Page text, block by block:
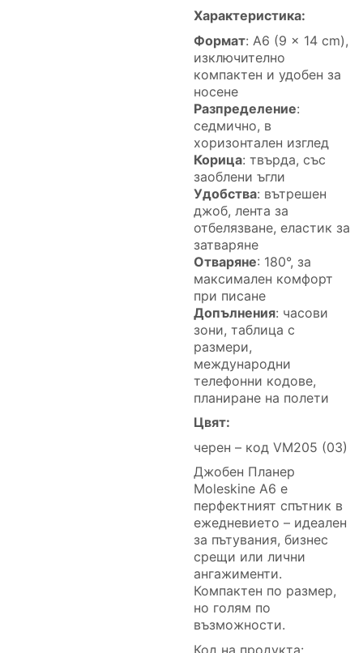
Характеристика:
Формат: A6 (9 x 14 cm),
изключително
компактен и удобен за
носене
Разпределение:
седмично, в
хоризонтален изглед
Корицa: твърда, със
заоблени ъгли
Удобства: вътрешен
джоб, лента за
отбелязване, еластик за
затваряне
Отваряне: 180°, за
максимален комфорт
при писане
Допълнения: часови
зони, таблица с
размери,
международни
телефонни кодове,
планиране на полети
Цвят:
черен – код VM205 (03)
Джобен Планер
Moleskine A6 е
перфектният спътник в
ежедневието – идеален
за пътувания, бизнес
срещи или лични
ангажименти.
Компактен по размер,
но голям по
възможности.
Код на продукта: